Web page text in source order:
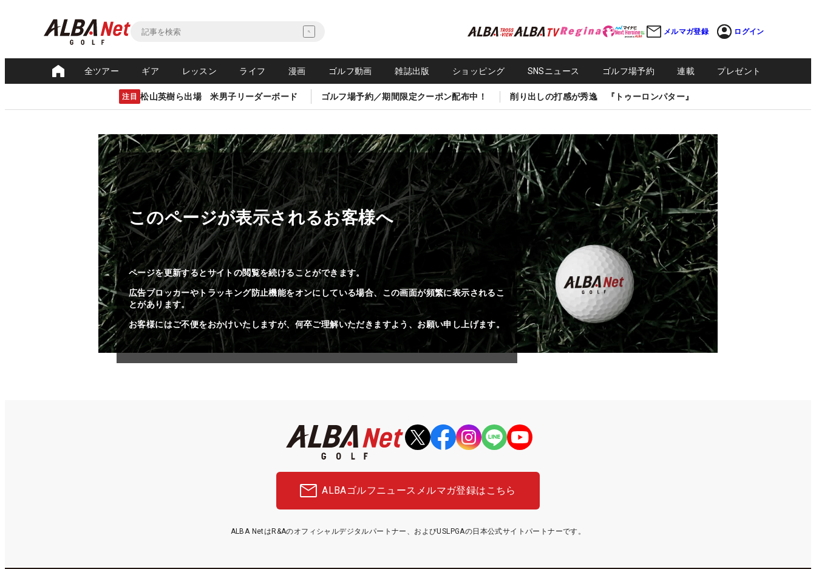
メルマガ登録 ログイン
全ツアー ギア レッスン ライフ 漫画 ゴルフ動画 雑誌出版 ショッピング SNSニュース ゴルフ場予約 連載 プレゼント
注目 松山英樹ら出場 米男子リーダーボード ゴルフ場予約／期間限定クーポン配布中！ 削り出しの打感が秀逸 『トゥーロンパター』
このページが表示されるお客様へ
ページを更新するとサイトの閲覧を続けることができます。
広告ブロッカーやトラッキング防止機能をオンにしている場合、この画面が頻繁に表示されるこ
とがあります。
お客様にはご不便をおかけいたしますが、何卒ご理解いただきますよう、お願い申し上げます。
ALBAゴルフニュース メルマガ登録はこちら
ALBA NetはR&Aのオフィシャルデジタルパートナー、およびUSLPGAの日本公式サイトパートナーです。